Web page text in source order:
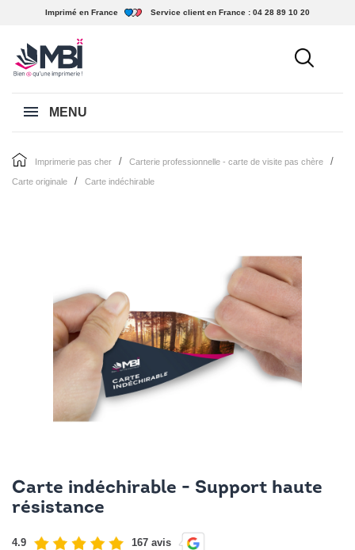
Imprimé en France Service client en France : 04 28 89 10 20
MENU
imprimerie pas cher carterie professionnelle - carte de visite pas chère
carte originale carte indéchirable
Carte indéchirable - Support haute
résistance
4.9 167 avis